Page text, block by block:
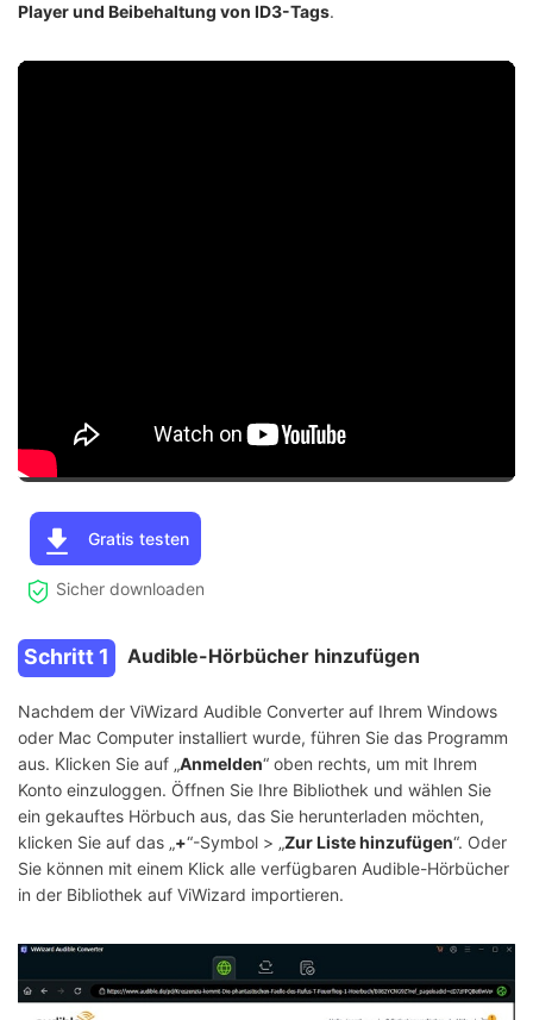
Player und Beibehaltung von ID3-Tags.
Gratis testen
Sicher downloaden
Schritt 1 Audible-Hörbücher hinzufügen
Nachdem der ViWizard Audible Converter auf Ihrem Windows
oder Mac Computer installiert wurde, führen Sie das Programm
aus. Klicken Sie auf „Anmelden“ oben rechts, um mit Ihrem
Konto einzuloggen. Öffnen Sie Ihre Bibliothek und wählen Sie
ein gekauftes Hörbuch aus, das Sie herunterladen möchten,
klicken Sie auf das „+“-Symbol > „Zur Liste hinzufügen“. Oder
Sie können mit einem Klick alle verfügbaren Audible-Hörbücher
in der Bibliothek auf ViWizard importieren.